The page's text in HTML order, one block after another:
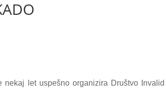
let uspešno organizira Društvo